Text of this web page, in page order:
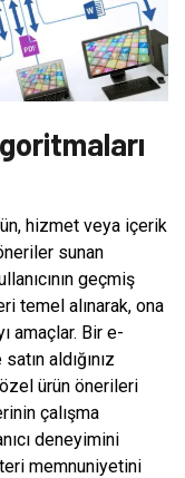
hizmet veya içerik
sunan
geçmiş
temel alınarak, ona
amaçlar. Bir e-
aldığınız
ürün önerileri
çalışma
deneyimini
memnuniyetini